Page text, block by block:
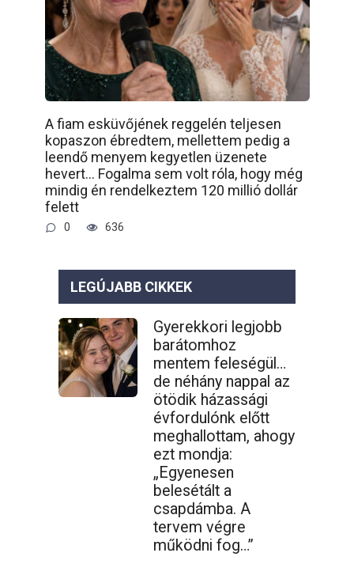
A fiam esküvőjének reggelén teljesen
kopaszon ébredtem, mellettem pedig a
leendő menyem kegyetlen üzenete
hevert… Fogalma sem volt róla, hogy még
mindig én rendelkeztem 120 millió dollár
felett
0 636
LEGÚJABB CIKKEK
Gyerekkori legjobb
barátomhoz
mentem feleségül…
de néhány nappal az
ötödik házassági
évfordulónk előtt
meghallottam, ahogy
ezt mondja:
„Egyenesen
belesétált a
csapdámba. A
tervem végre
működni fog…”